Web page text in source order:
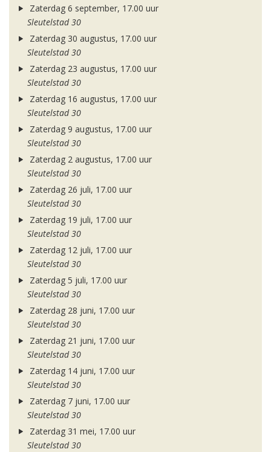
Zaterdag 6 september, 17.00 uur
Sleutelstad 30
Zaterdag 30 augustus, 17.00 uur
Sleutelstad 30
Zaterdag 23 augustus, 17.00 uur
Sleutelstad 30
Zaterdag 16 augustus, 17.00 uur
Sleutelstad 30
Zaterdag 9 augustus, 17.00 uur
Sleutelstad 30
Zaterdag 2 augustus, 17.00 uur
Sleutelstad 30
Zaterdag 26 juli, 17.00 uur
Sleutelstad 30
Zaterdag 19 juli, 17.00 uur
Sleutelstad 30
Zaterdag 12 juli, 17.00 uur
Sleutelstad 30
Zaterdag 5 juli, 17.00 uur
Sleutelstad 30
Zaterdag 28 juni, 17.00 uur
Sleutelstad 30
Zaterdag 21 juni, 17.00 uur
Sleutelstad 30
Zaterdag 14 juni, 17.00 uur
Sleutelstad 30
Zaterdag 7 juni, 17.00 uur
Sleutelstad 30
Zaterdag 31 mei, 17.00 uur
Sleutelstad 30